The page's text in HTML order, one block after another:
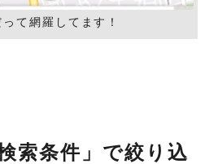
て網羅してます！
索条件」で絞り込